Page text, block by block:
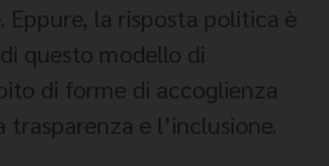
la risposta politica è
questo modello di
di forme di accoglienza
e l’inclusione.